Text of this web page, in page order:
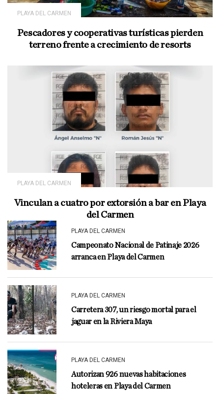
PLAYA DEL CARMEN
Pescadores y cooperativas turísticas pierden
terreno frente a crecimiento de resorts
PLAYA DEL CARMEN
Vinculan a cuatro por extorsión a bar en Playa
del Carmen
PLAYA DEL CARMEN
Campeonato Nacional de Patinaje 2026
arranca en Playa del Carmen
PLAYA DEL CARMEN
Carretera 307, un riesgo mortal para el
jaguar en la Riviera Maya
PLAYA DEL CARMEN
Autorizan 926 nuevas habitaciones
hoteleras en Playa del Carmen